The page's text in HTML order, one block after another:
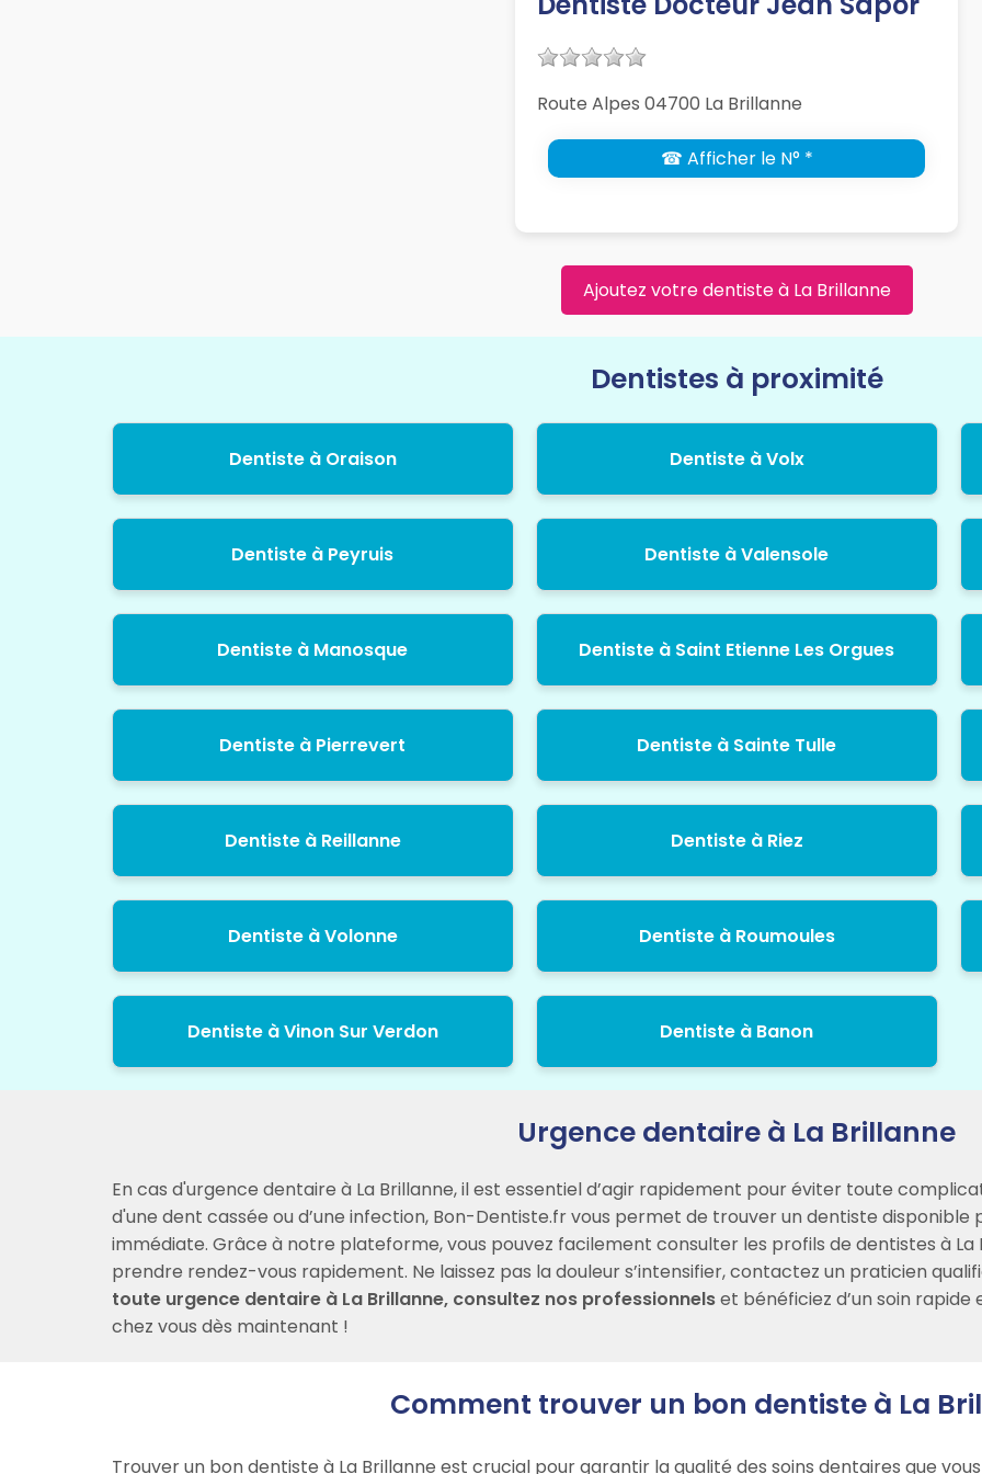
Route Alpes 04700 La Brillanne
☎ Afficher le N° *
Ajoutez votre dentiste à La Brillanne
Dentistes à proximité
Dentiste à Oraison Dentiste à Volx
Dentiste à Peyruis Dentiste à Valensole
Dentiste à Manosque Dentiste à Saint Etienne Les Orgues
Dentiste à Pierrevert Dentiste à Sainte Tulle
Dentiste à Reillanne Dentiste à Riez
Dentiste à Volonne Dentiste à Roumoules
Dentiste à Vinon Sur Verdon Dentiste à Banon
Urgence dentaire à La Brillanne
En cas d'urgence dentaire à La Brillanne, il est essentiel d’agir rapidement pour éviter toute
d'une dent cassée ou d’une infection, Bon-Dentiste.fr vous permet de trouver un dentiste disponible
immédiate. Grâce à notre plateforme, vous pouvez facilement consulter les profils de dentistes à La
prendre rendez-vous rapidement. Ne laissez pas la douleur s’intensifier, contactez un praticien
toute urgence dentaire à La Brillanne, consultez nos professionnelset bénéficiez d’un soin
chez vous dès maintenant !
Comment trouver un bon dentiste à La
Trouver un bon dentiste à La Brillanne est crucial pour garantir la qualité des soins dentaires que